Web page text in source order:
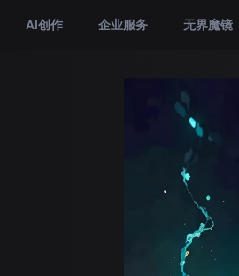
AI创作 企业服务 无界魔镜